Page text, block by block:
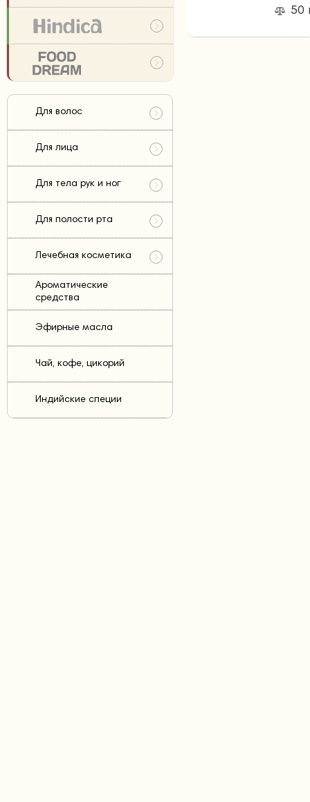
50
Для волос
Для лица
Для тела рук и ног
Для полости рта
Лечебная косметика
Ароматические
средства
Эфирные масла
Чай, кофе, цикорий
Индийские специи